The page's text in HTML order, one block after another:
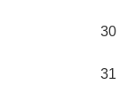
30
31